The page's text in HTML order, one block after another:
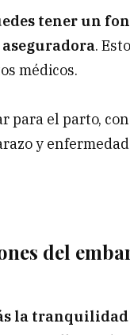
tener un
aseguradora.
médicos.
para el parto,
y
del
la tranquilidad